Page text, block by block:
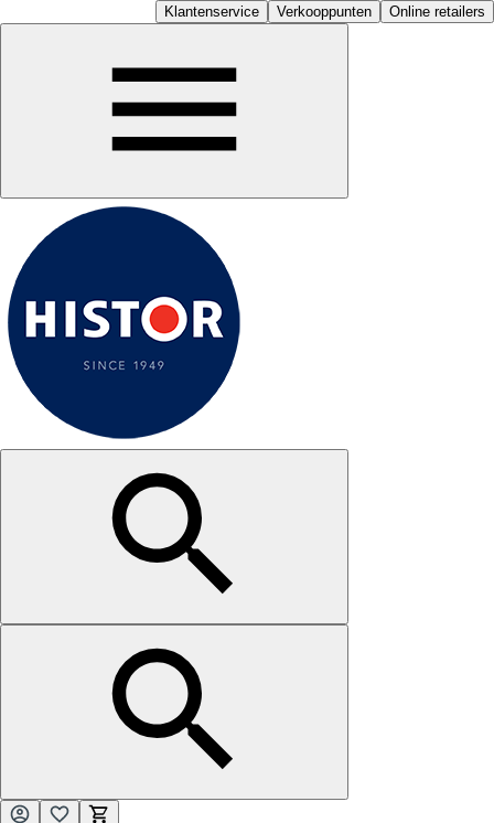
Klantenservice Verkooppunten Online retailers